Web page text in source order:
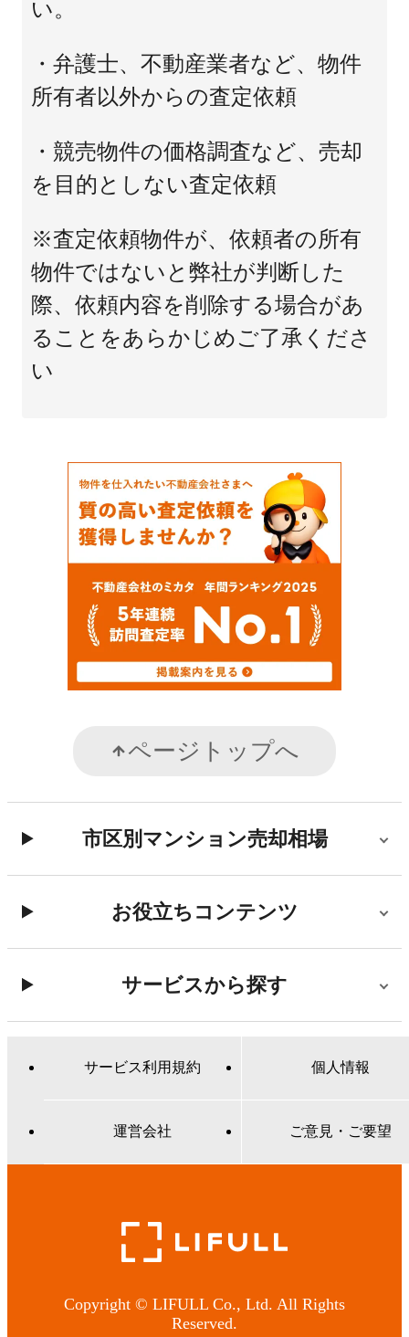
い。
・弁護士、不動産業者など、物件
所有者以外からの査定依頼
・競売物件の価格調査など、売却
を目的としない査定依頼
※査定依頼物件が、依頼者の所有
物件ではないと弊社が判断した
際、依頼内容を削除する場合があ
ることをあらかじめご了承くださ
い
ページトップへ
市区別マンション売却相場
お役立ちコンテンツ
サービスから探す
サービス利用規約 個人情報
運営会社 ご意見・ご要望
Copyright © LIFULL Co., Ltd. All Rights
Reserved.